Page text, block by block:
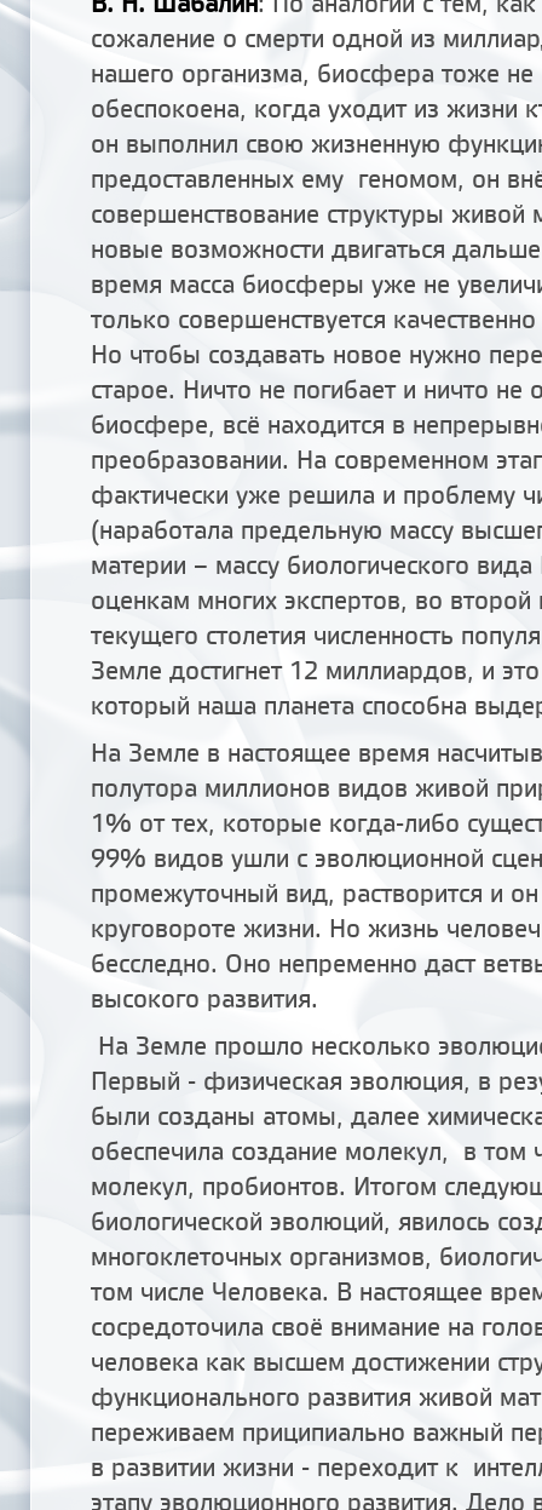
сожаление о смерти одной из
нашего организма, биосфера тоже
обеспокоена, когда уходит из жизни
он выполнил свою жизненную
предоставленных ему геномом, он
совершенствование структуры живой
новые возможности двигаться
время масса биосферы уже не
только совершенствуется
Но чтобы создавать новое нужно
старое. Ничто не погибает и ничто не
биосфере, всё находится в
преобразовании. На современном
фактически уже решила и проблему
(наработала предельную массу
материи – массу биологического
оценкам многих экспертов, во второй
текущего столетия численность
Земле достигнет 12 миллиардов, и
который наша планета способна
На Земле в настоящее время
полутора миллионов видов живой
1% от тех, которые когда-либо
99% видов ушли с эволюционной
промежуточный вид, растворится и
круговороте жизни. Но жизнь
бесследно. Оно непременно даст
высокого развития.
На Земле прошло несколько
Первый - физическая эволюция, в
были созданы атомы, далее
обеспечила создание молекул, в том
молекул, пробионтов. Итогом
биологической эволюций, явилось
многоклеточных организмов,
том числе Человека. В настоящее
сосредоточила своё внимание на
человека как высшем достижении
функционального развития живой
переживаем приципиально важный
в развитии жизни - переходит к
этапу эволюционного развития. Дело